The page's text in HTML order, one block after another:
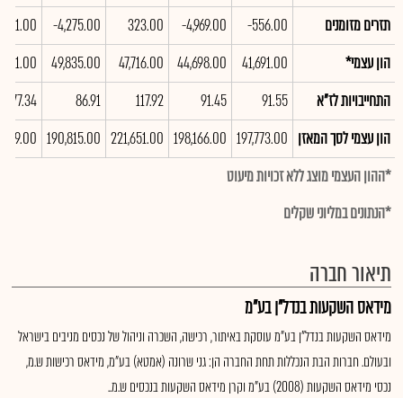
תזרים מזומנים
-556.00
-4,969.00
323.00
-4,275.00
הון עצמי*
41,691.00
44,698.00
47,716.00
49,835.00
התחייבויות לז"א
91.55
91.45
117.92
86.91
77.34
הון עצמי לסך המאזן 197,773.00
198,166.00
221,651.00
190,815.00
*ההון העצמי מוצג ללא זכויות מיעוט
*הנתונים במליוני שקלים
תיאור חברה
מידאס השקעות בנדל"ן בע"מ
מידאס השקעות בנדל"ן בע"מ עוסקת באיתור, רכישה, השכרה וניהול של נכסים מניבים בישראל
ובעולם. חברות הבת הנכללות תחת החברה הן: גני שרונה (אמטא) בע"מ, מידאס רכישות ש.מ,
נכסי מידאס השקעות (2008) בע"מ וקרן מידאס השקעות בנכסים ש.מ..